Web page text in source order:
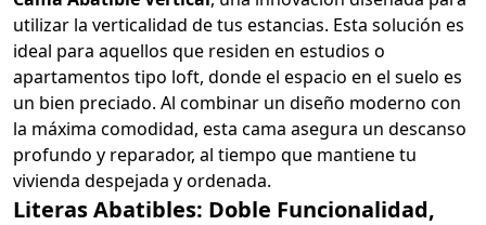
utilizar la verticalidad de tus estancias. Esta solución es
ideal para aquellos que residen en estudios o
apartamentos tipo loft, donde el espacio en el suelo es
un bien preciado. Al combinar un diseño moderno con
la máxima comodidad, esta cama asegura un descanso
profundo y reparador, al tiempo que mantiene tu
vivienda despejada y ordenada.
Literas Abatibles: Doble Funcionalidad,